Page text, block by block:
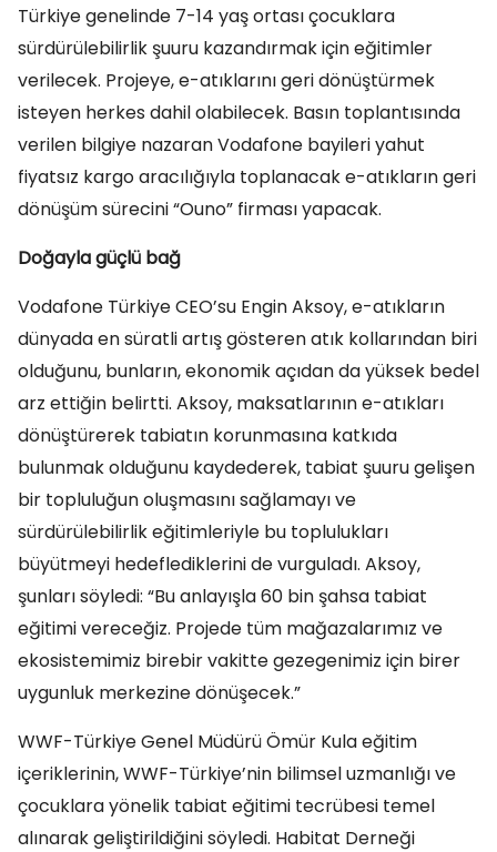
Türkiye genelinde 7-14 yaş ortası çocuklara
sürdürülebilirlik şuuru kazandırmak için eğitimler
verilecek. Projeye, e-atıklarını geri dönüştürmek
isteyen herkes dahil olabilecek. Basın toplantısında
verilen bilgiye nazaran Vodafone bayileri yahut
fiyatsız kargo aracılığıyla toplanacak e-atıkların geri
dönüşüm sürecini “Ouno” firması yapacak.
Doğayla güçlü bağ
Vodafone Türkiye CEO’su Engin Aksoy, e-atıkların
dünyada en süratli artış gösteren atık kollarından biri
olduğunu, bunların, ekonomik açıdan da yüksek bedel
arz ettiğin belirtti. Aksoy, maksatlarının e-atıkları
dönüştürerek tabiatın korunmasına katkıda
bulunmak olduğunu kaydederek, tabiat şuuru gelişen
bir topluluğun oluşmasını sağlamayı ve
sürdürülebilirlik eğitimleriyle bu toplulukları
büyütmeyi hedeflediklerini de vurguladı. Aksoy,
şunları söyledi: “Bu anlayışla 60 bin şahsa tabiat
eğitimi vereceğiz. Projede tüm mağazalarımız ve
ekosistemimiz birebir vakitte gezegenimiz için birer
uygunluk merkezine dönüşecek.”
WWF-Türkiye Genel Müdürü Ömür Kula eğitim
içeriklerinin, WWF-Türkiye’nin bilimsel uzmanlığı ve
çocuklara yönelik tabiat eğitimi tecrübesi temel
alınarak geliştirildiğini söyledi. Habitat Derneği